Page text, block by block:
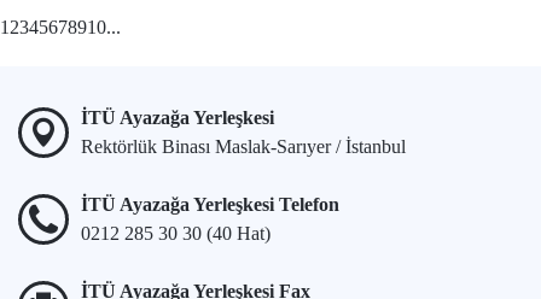
1 2345678910...
İTÜ Ayazağa Yerleşkesi
Rektörlük Binası Maslak-Sarıyer / İstanbul
İTÜ Ayazağa Yerleşkesi Telefon
0212 285 30 30 (40 Hat)
İTÜ Ayazağa Yerleşkesi Fax